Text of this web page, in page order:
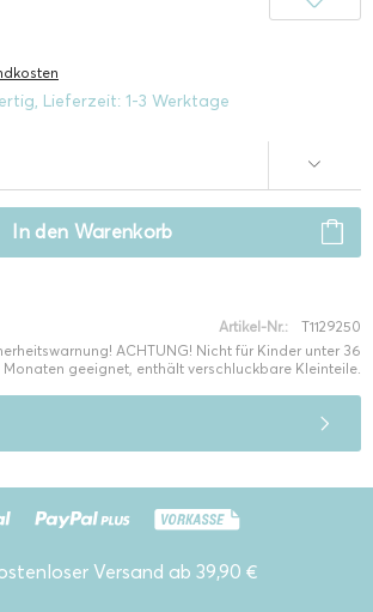
Lieferzeit: 1-3 Werktage
In den Warenkorb
Artikel-Nr.:
T1129250
ACHTUNG! Nicht für Kinder unter 36
Monaten geeignet, enthält verschluckbare Kleinteile.
Versand ab 39,90 €